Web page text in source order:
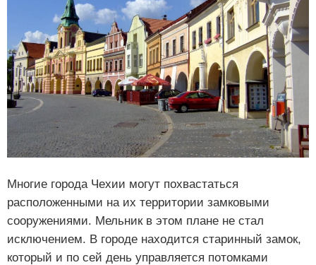
Многие города Чехии могут похвастаться
расположенными на их территории замковыми
сооружениями. Мельник в этом плане не стал
исключением. В городе находится старинный замок,
который и по сей день управляется потомками